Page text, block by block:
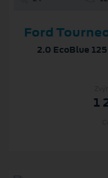
Ford
2.0 EcoBlue
1